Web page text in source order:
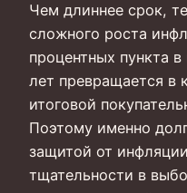
Чем длиннее срок,
сложного роста
процентных пункта
лет превращается в
итоговой
Поэтому именно
защитой от
тщательности в